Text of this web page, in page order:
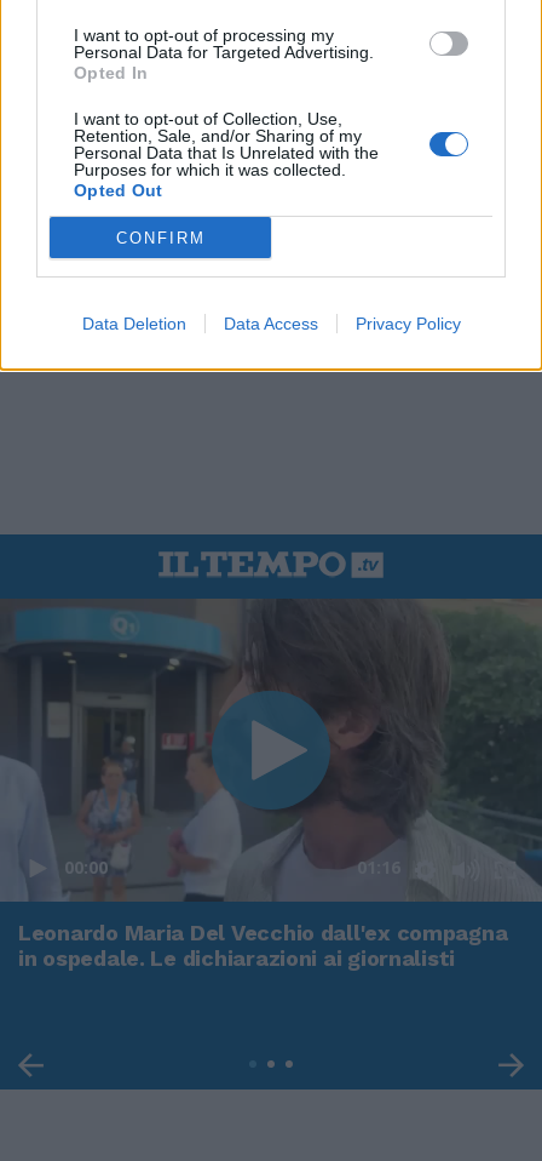
I want to opt-out of processing my
Personal Data for Targeted Advertising.
Opted In
I want to opt-out of Collection, Use,
Retention, Sale, and/or Sharing of my
Personal Data that Is Unrelated with the
Purposes for which it was collected.
Opted Out
CONFIRM
Data Deletion Data Access Privacy Policy
00:00 01:16
Leonardo Maria Del Vecchio dall'ex compagna
in ospedale. Le dichiarazioni ai giornalisti